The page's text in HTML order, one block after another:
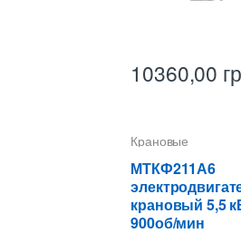
10360,00
Крановые
электродвигатели
МТКФ211А6
крановый 5,5
900об/мин